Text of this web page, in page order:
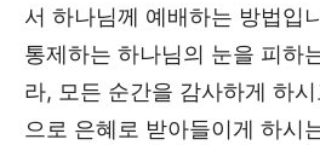
서 하나님께 예배하는 방법입
통제하는 하나님의 눈을 피하
라, 모든 순간을 감사하게 하
으로 은혜로 받아들이게 하시